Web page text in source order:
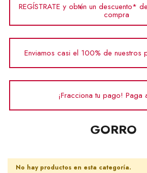
REGÍSTRATE y obtén un descuento*
compra
Enviamos casi el 100% de
¡Fracciona tu pago! Paga
GORRO
No hay productos en esta categoría.